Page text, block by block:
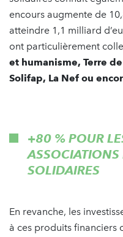
encours augmente de
atteindre 1,1 milliard
ont particulièrement
et humanisme, Terre
Solifap, La Nef ou
+80 % POUR
ASSOCIATIONS
SOLIDAIRES
En revanche, les
à ces produits financiers